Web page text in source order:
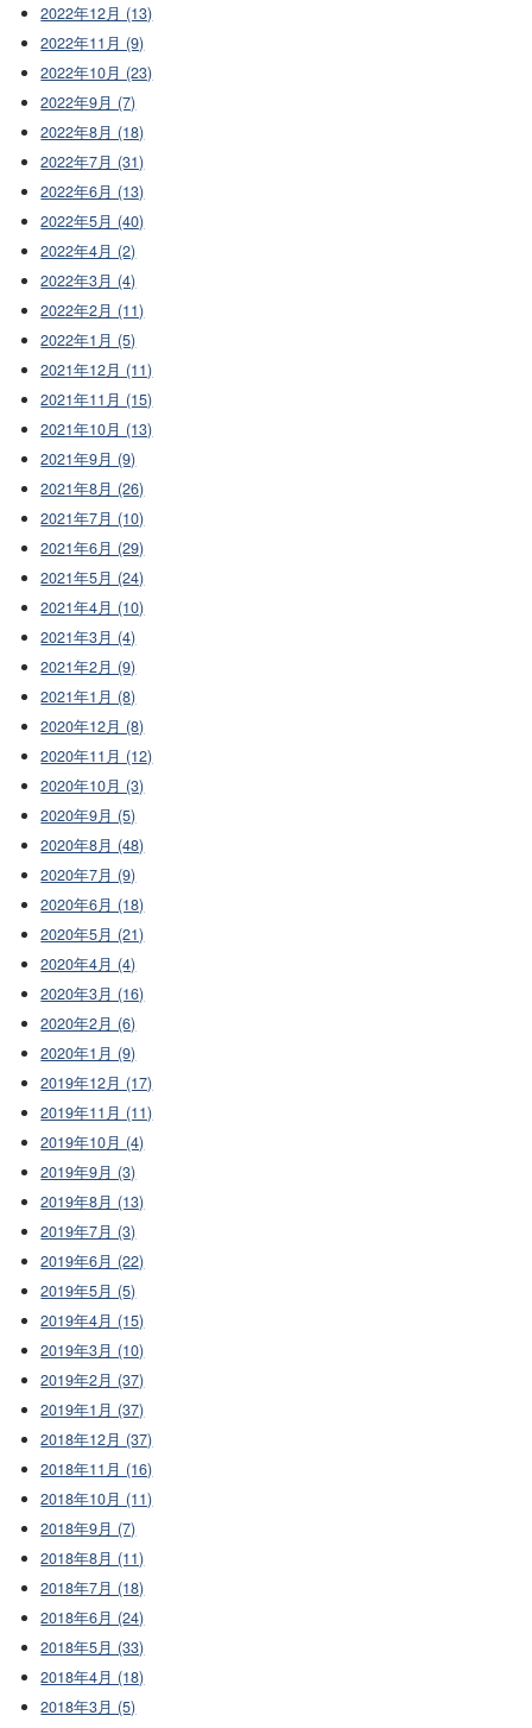
2022年12月 (13)
2022年11月 (9)
2022年10月 (23)
2022年9月 (7)
2022年8月 (18)
2022年7月 (31)
2022年6月 (13)
2022年5月 (40)
2022年4月 (2)
2022年3月 (4)
2022年2月 (11)
2022年1月 (5)
2021年12月 (11)
2021年11月 (15)
2021年10月 (13)
2021年9月 (9)
2021年8月 (26)
2021年7月 (10)
2021年6月 (29)
2021年5月 (24)
2021年4月 (10)
2021年3月 (4)
2021年2月 (9)
2021年1月 (8)
2020年12月 (8)
2020年11月 (12)
2020年10月 (3)
2020年9月 (5)
2020年8月 (48)
2020年7月 (9)
2020年6月 (18)
2020年5月 (21)
2020年4月 (4)
2020年3月 (16)
2020年2月 (6)
2020年1月 (9)
2019年12月 (17)
2019年11月 (11)
2019年10月 (4)
2019年9月 (3)
2019年8月 (13)
2019年7月 (3)
2019年6月 (22)
2019年5月 (5)
2019年4月 (15)
2019年3月 (10)
2019年2月 (37)
2019年1月 (37)
2018年12月 (37)
2018年11月 (16)
2018年10月 (11)
2018年9月 (7)
2018年8月 (11)
2018年7月 (18)
2018年6月 (24)
2018年5月 (33)
2018年4月 (18)
2018年3月 (5)